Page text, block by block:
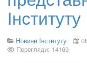
Інституту
Новини Інституту
Перегляди: 14169